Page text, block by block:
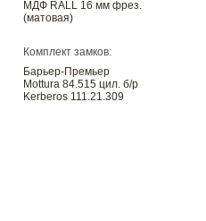
МДФ RALL 16 мм фрез.
(матовая)
Комплект замков:
Барьер-Премьер
Mottura 84.515 цил. б/р
Kerberos 111.21.309